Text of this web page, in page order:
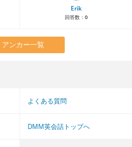
Erik
回答数： 0
アンカー一覧
よくある質問
DMM英会話トップへ